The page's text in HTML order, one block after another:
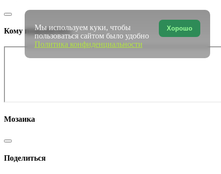
Кому понравилось
Мозаика
Поделиться
Хорошо
Мы используем куки, чтобы
пользоваться сайтом было удобно
Политика конфиденциальности